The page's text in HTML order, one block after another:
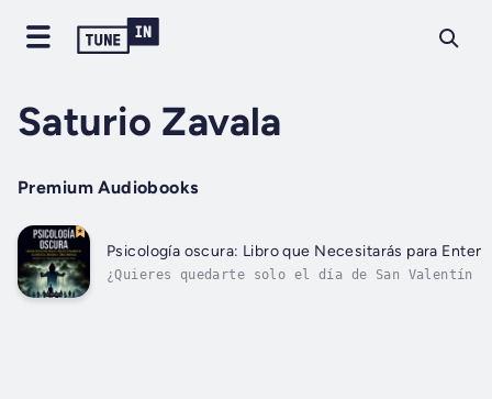
Saturio Zavala
Premium Audiobooks
Psicología oscura: Libro que Necesitarás para
¿Quieres quedarte solo el día de San Valentín